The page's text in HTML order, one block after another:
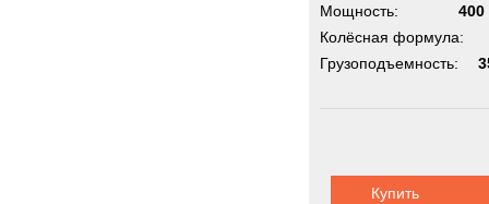
Мощность:
400
Колёсная формула:
Грузоподъемность:
Купить